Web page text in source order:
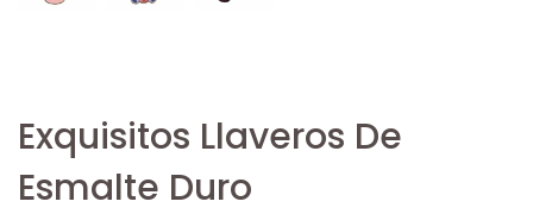
Exquisitos Llaveros De
Esmalte Duro